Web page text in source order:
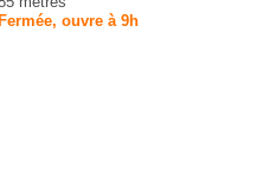
Fermée, ouvre à 9h